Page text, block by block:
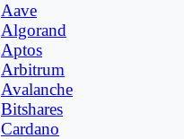
Aave
Algorand
Aptos
Arbitrum
Avalanche
Bitshares
Cardano